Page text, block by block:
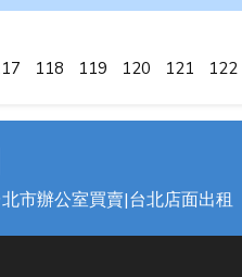
118 119 120 121 122
市辦公室買賣|台北店面出租